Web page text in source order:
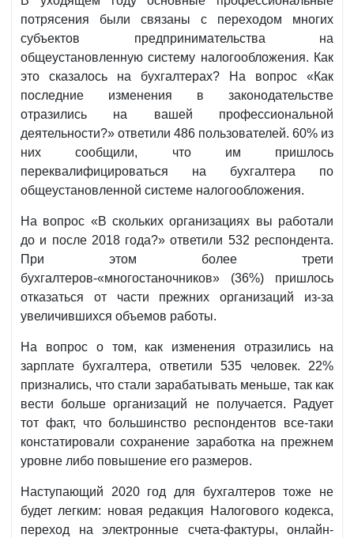
потрясения были связаны с переходом многих
субъектов предпринимательства на
общеустановленную систему налогообложения. Как
это сказалось на бухгалтерах? На вопрос «Как
последние изменения в законодательстве
отразились на вашей профессиональной
деятельности?» ответили 486 пользователей. 60% из
них сообщили, что им пришлось
переквалифицироваться на бухгалтера по
общеустановленной системе налогообложения.
На вопрос «В скольких организациях вы работали
до и после 2018 года?» ответили 532 респондента.
При этом более трети
бухгалтеров-«многостаночников» (36%) пришлось
отказаться от части прежних организаций из-за
увеличившихся объемов работы.
На вопрос о том, как изменения отразились на
зарплате бухгалтера, ответили 535 человек. 22%
признались, что стали зарабатывать меньше, так как
вести больше организаций не получается. Радует
тот факт, что большинство респондентов все-таки
констатировали сохранение заработка на прежнем
уровне либо повышение его размеров.
Наступающий 2020 год для бухгалтеров тоже не
будет легким: новая редакция Налогового кодекса,
переход на электронные счета-фактуры, онлайн-